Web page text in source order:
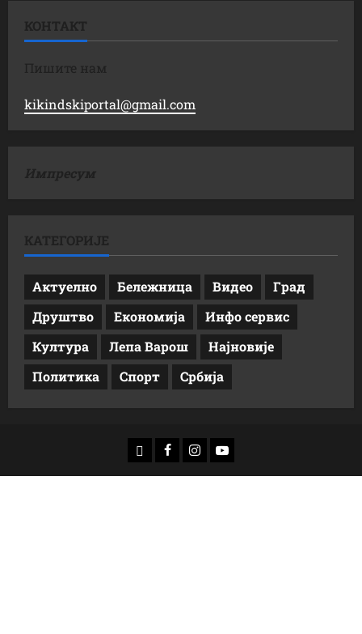
КОНТАКТ
Пишите нам
kikindskiportal@gmail.com
Импресум
КАТЕГОРИЈЕ
Актуелно Бележница Видео
Град
Друштво
Економија
Инфо сервис
Култура
Лепа Варош
Најновије
Политика
Спорт Србија
доwнлоад
Фацебоок
Инстаграм
Yоутубе